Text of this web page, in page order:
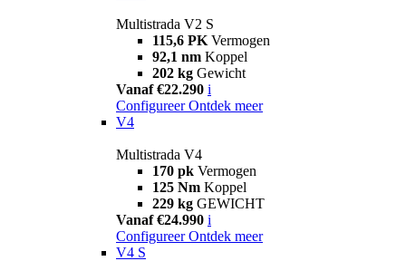
Multistrada V2 S
115,6 PK Vermogen
92,1 nm Koppel
202 kg Gewicht
Vanaf €22.290 i
Configureer Ontdek meer
V4
Multistrada V4
170 pk Vermogen
125 Nm Koppel
229 kg GEWICHT
Vanaf €24.990 i
Configureer Ontdek meer
V4 S